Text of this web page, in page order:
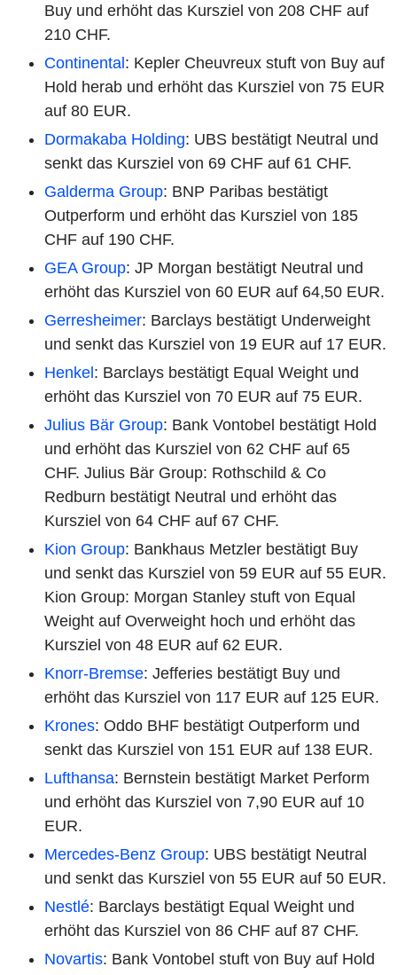
Buy und erhöht das Kursziel von 208 CHF auf
210 CHF.
Continental: Kepler Cheuvreux stuft von Buy auf
Hold herab und erhöht das Kursziel von 75 EUR
auf 80 EUR.
Dormakaba Holding: UBS bestätigt Neutral und
senkt das Kursziel von 69 CHF auf 61 CHF.
Galderma Group: BNP Paribas bestätigt
Outperform und erhöht das Kursziel von 185
CHF auf 190 CHF.
GEA Group: JP Morgan bestätigt Neutral und
erhöht das Kursziel von 60 EUR auf 64,50 EUR.
Gerresheimer: Barclays bestätigt Underweight
und senkt das Kursziel von 19 EUR auf 17 EUR.
Henkel: Barclays bestätigt Equal Weight und
erhöht das Kursziel von 70 EUR auf 75 EUR.
Julius Bär Group: Bank Vontobel bestätigt Hold
und erhöht das Kursziel von 62 CHF auf 65
CHF. Julius Bär Group: Rothschild & Co
Redburn bestätigt Neutral und erhöht das
Kursziel von 64 CHF auf 67 CHF.
Kion Group: Bankhaus Metzler bestätigt Buy
und senkt das Kursziel von 59 EUR auf 55 EUR.
Kion Group: Morgan Stanley stuft von Equal
Weight auf Overweight hoch und erhöht das
Kursziel von 48 EUR auf 62 EUR.
Knorr-Bremse: Jefferies bestätigt Buy und
erhöht das Kursziel von 117 EUR auf 125 EUR.
Krones: Oddo BHF bestätigt Outperform und
senkt das Kursziel von 151 EUR auf 138 EUR.
Lufthansa: Bernstein bestätigt Market Perform
und erhöht das Kursziel von 7,90 EUR auf 10
EUR.
Mercedes-Benz Group: UBS bestätigt Neutral
und senkt das Kursziel von 55 EUR auf 50 EUR.
Nestlé: Barclays bestätigt Equal Weight und
erhöht das Kursziel von 86 CHF auf 87 CHF.
Novartis: Bank Vontobel stuft von Buy auf Hold